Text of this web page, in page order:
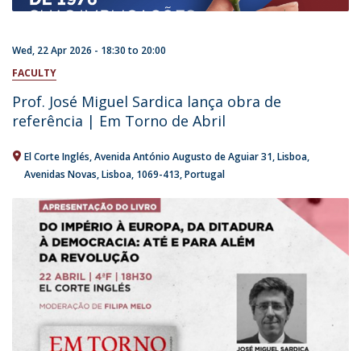
Wed, 22 Apr 2026 - 18:30to 20:00
FACULTY
Prof. José Miguel Sardica lança obra de
referência | Em Torno de Abril
El Corte Inglés Avenida António Augusto de Aguiar 31 Lisboa
Avenidas Novas, Lisboa 1069-413 Portugal